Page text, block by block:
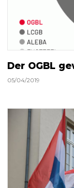
Der OGBL
05/04/2019